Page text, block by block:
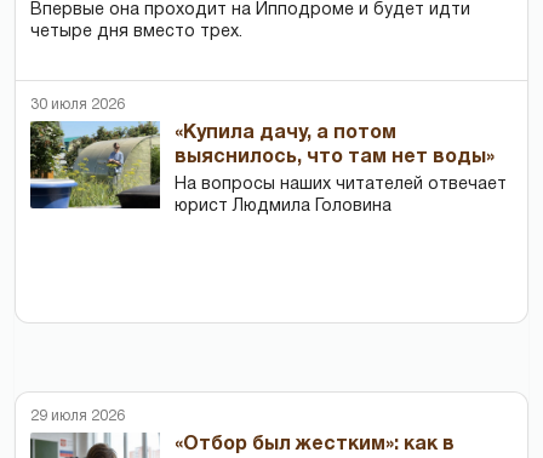
Впервые она проходит на Ипподроме и будет идти
четыре дня вместо трех.
30 июля 2026
«Купила дачу, а потом
выяснилось, что там нет воды»
На вопросы наших читателей отвечает
юрист Людмила Головина
29 июля 2026
«Отбор был жестким»: как в